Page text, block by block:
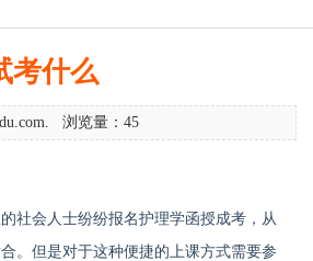
考什么
浏览量：45
会人士纷纷报名护理学函授成考，从
。但是对于这种便捷的上课方式需要参